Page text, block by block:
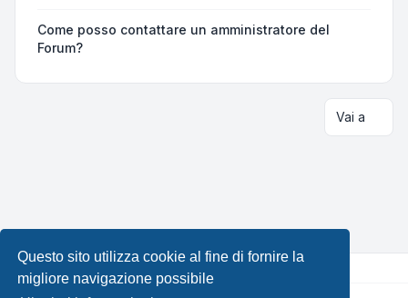
Questo sito utilizza cookie al fine di fornire la
migliore navigazione possibile
Come posso contattare un amministratore del
Forum?
Vai a